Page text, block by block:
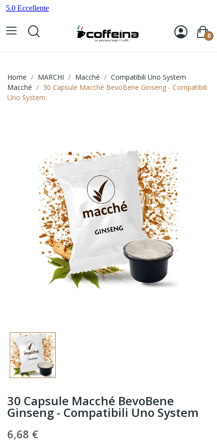
0
Home MARCHI Macché
Compatibili Uno System
Macché
30 Capsule Macché BevoBene Ginseng - Compatibili
Uno System
30 Capsule Macché BevoBene
Ginseng - Compatibili Uno System
6,68 €